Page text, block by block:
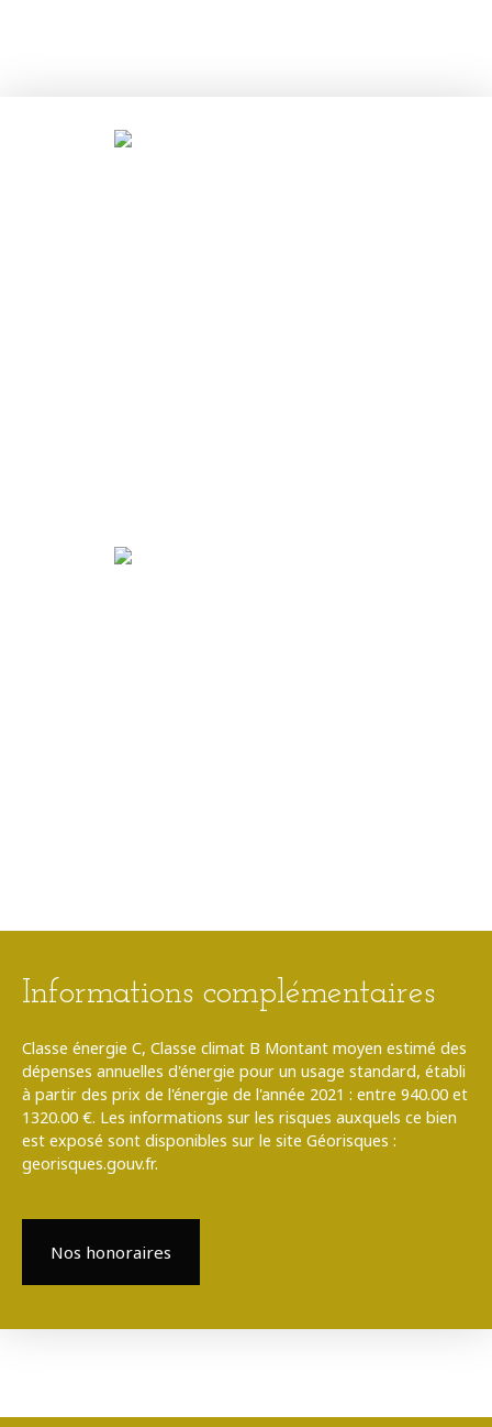
Informations complémentaires
Classe énergie C, Classe climat B Montant moyen estimé des
dépenses annuelles d'énergie pour un usage standard, établi
à partir des prix de l'énergie de l'année 2021 : entre 940.00 et
1320.00 €. Les informations sur les risques auxquels ce bien
est exposé sont disponibles sur le site Géorisques :
georisques.gouv.fr.
Nos honoraires